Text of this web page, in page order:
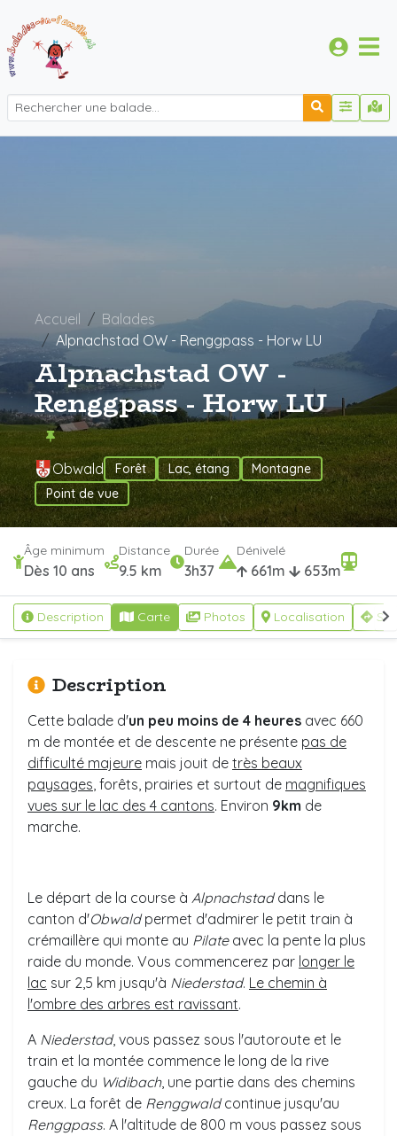
Accueil
Balades
Alpnachstad OW - Renggpass - Horw LU
Alpnachstad OW -
Renggpass - Horw LU
Obwald Forêt Lac, étang
Montagne
Point de vue
Âge minimum
Dès 10 ans
Distance
9.5 km
Durée
3h37
Dénivelé
661m 653m
Description Carte Photos Localisation S'y
Description
Cette balade d'un peu moins de 4 heures avec 660
m de montée et de descente ne présente pas de
difficulté majeure mais jouit de très beaux
paysages, forêts, prairies et surtout de magnifiques
vues sur le lac des 4 cantons. Environ 9km de
marche.
Le départ de la course à Alpnachstaddans le
canton d'Obwaldpermet d'admirer le petit train à
crémaillère qui monte au Pilate avec la pente la plus
raide du monde. Vous commencerez par longer le
lac sur 2,5 km jusqu'à Niederstad. Le chemin à
l'ombre des arbres est ravissant.
A Niederstad, vous passez sous l'autoroute et le
train et la montée commence le long de la rive
gauche du Widibach, une partie dans des chemins
creux. La forêt de Renggwaldcontinue jusqu'au
Renggpass. A l'altitude de 800 m vous passez sous